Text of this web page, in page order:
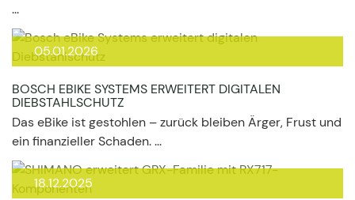
...
05.01.2026
BOSCH EBIKE SYSTEMS ERWEITERT DIGITALEN
DIEBSTAHLSCHUTZ
Das eBike ist gestohlen – zurück bleiben Ärger, Frust und
ein finanzieller Schaden. ...
18.12.2025